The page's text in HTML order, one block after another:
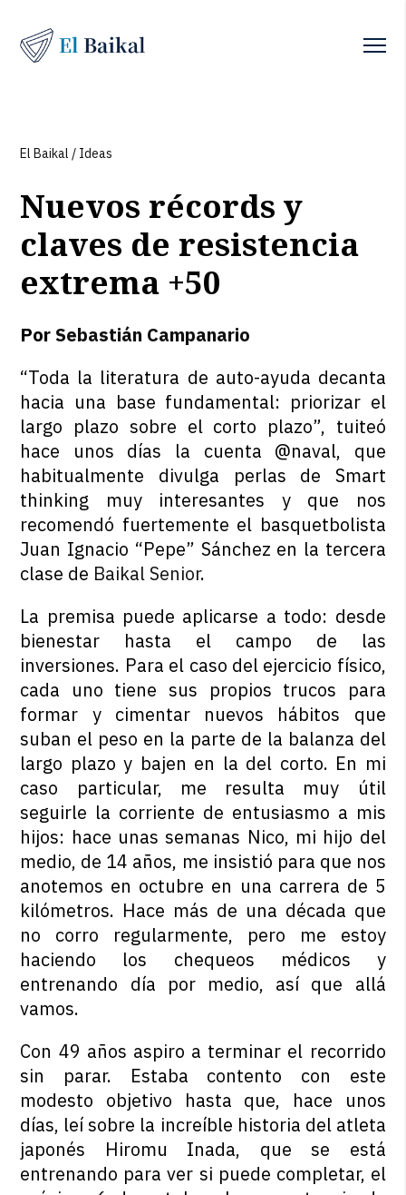
El Baikal / Ideas
Nuevos récords y
claves de resistencia
extrema +50
Por Sebastián Campanario
“Toda la literatura de auto-ayuda decanta
hacia una base fundamental: priorizar el
largo plazo sobre el corto plazo”, tuiteó
hace unos días la cuenta @naval, que
habitualmente divulga perlas de Smart
thinking muy interesantes y que nos
recomendó fuertemente el basquetbolista
Juan Ignacio “Pepe” Sánchez en la tercera
clase de Baikal Senior.
La premisa puede aplicarse a todo: desde
bienestar hasta el campo de las
inversiones. Para el caso del ejercicio físico,
cada uno tiene sus propios trucos para
formar y cimentar nuevos hábitos que
suban el peso en la parte de la balanza del
largo plazo y bajen en la del corto. En mi
caso particular, me resulta muy útil
seguirle la corriente de entusiasmo a mis
hijos: hace unas semanas Nico, mi hijo del
medio, de 14 años, me insistió para que nos
anotemos en octubre en una carrera de 5
kilómetros. Hace más de una década que
no corro regularmente, pero me estoy
haciendo los chequeos médicos y
entrenando día por medio, así que allá
vamos.
Con 49 años aspiro a terminar el recorrido
sin parar. Estaba contento con este
modesto objetivo hasta que, hace unos
días, leí sobre la increíble historia del atleta
japonés Hiromu Inada, que se está
entrenando para ver si puede completar, el